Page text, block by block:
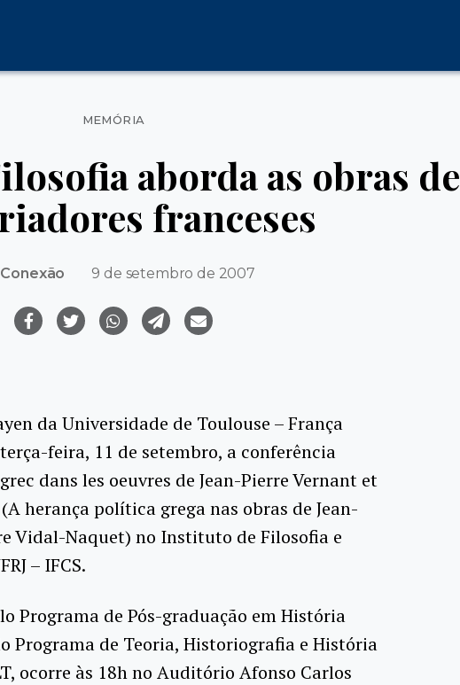
Categorias
MEMÓRIA
aborda as obras de
franceses
Conexão 9 de setembro de 2007
da Universidade de Toulouse – França
feira, 11 de setembro, a conferência
dans les oeuvres de Jean-Pierre Vernant et
herança política grega nas obras de Jean-
Vidal-Naquet) no Instituto de Filosofia e
– IFCS.
Programa de Pós-graduação em História
Programa de Teoria, Historiografia e História
ocorre às 18h no Auditório Afonso Carlos